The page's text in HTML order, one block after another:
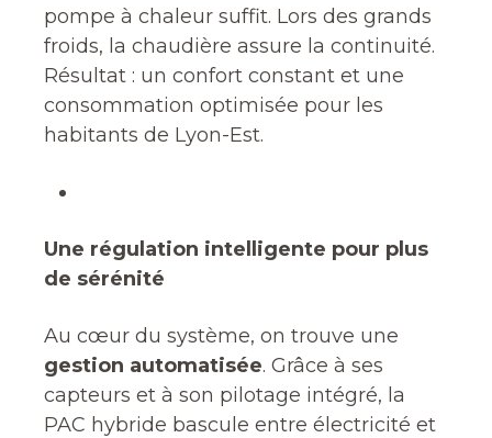
pompe à chaleur suffit. Lors des grands
froids, la chaudière assure la continuité.
Résultat : un confort constant et une
consommation optimisée pour les
habitants de Lyon-Est.
Une régulation intelligente pour plus
de sérénité
Au cœur du système, on trouve une
gestion automatisée. Grâce à ses
capteurs et à son pilotage intégré, la
PAC hybride bascule entre électricité et